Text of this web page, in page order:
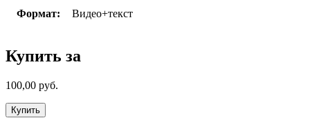
Формат: Видео+текст
Купить за
100,00 руб.
Купить